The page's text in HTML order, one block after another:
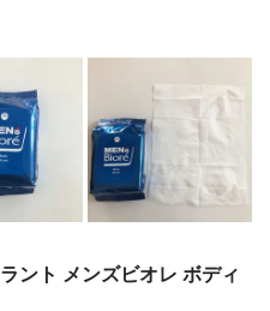
ント メンズビオレ ボディ